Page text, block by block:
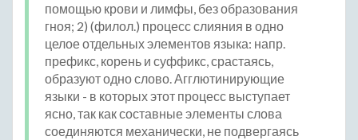
помощью крови и лимфы, без образования
гноя; 2) (филол.) процесс слияния в одно
целое отдельных элементов языка: напр.
префикс, корень и суффикс, срастаясь,
образуют одно слово. Агглютинирующие
языки - в которых этот процесс выступает
ясно, так как составные элементы слова
соединяются механически, не подвергаясь